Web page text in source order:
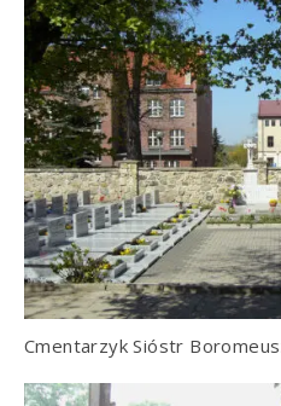
Cmentarzyk Sióstr